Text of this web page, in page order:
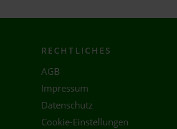
RECHTLICHES
AGB
Impressum
Datenschutz
Cookie-Einstellungen